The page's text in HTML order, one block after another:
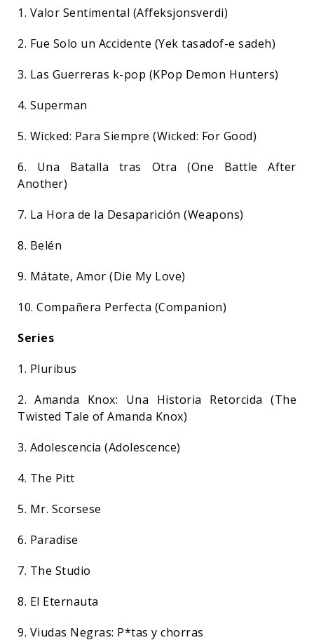
1. Valor Sentimental (Affeksjonsverdi)
2. Fue Solo un Accidente (Yek tasadof-e sadeh)
3. Las Guerreras k-pop (KPop Demon Hunters)
4. Superman
5. Wicked: Para Siempre (Wicked: For Good)
6. Una Batalla tras Otra (One Battle After
Another)
7. La Hora de la Desaparición (Weapons)
8. Belén
9. Mátate, Amor (Die My Love)
10. Compañera Perfecta (Companion)
Series
1. Pluribus
2. Amanda Knox: Una Historia Retorcida (The
Twisted Tale of Amanda Knox)
3. Adolescencia (Adolescence)
4. The Pitt
5. Mr. Scorsese
6. Paradise
7. The Studio
8. El Eternauta
9. Viudas Negras: P*tas y chorras